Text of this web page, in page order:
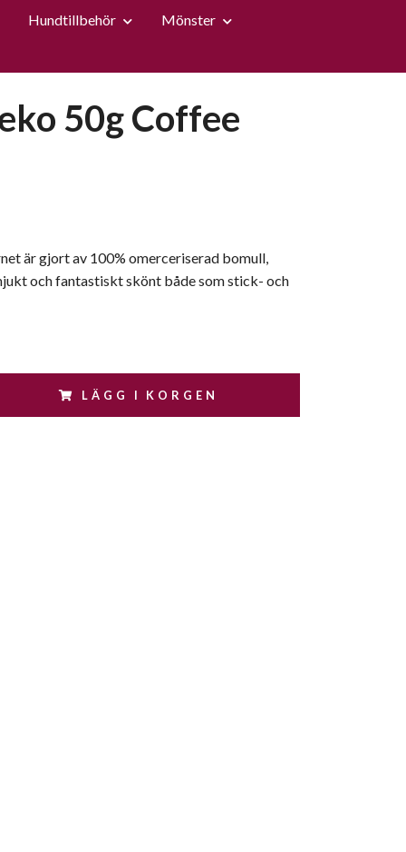
Hundtillbehör
Mönster
50g Coffee
är gjort av 100% omerceriserad bomull,
och fantastiskt skönt både som stick- och
LÄGG I KORGEN